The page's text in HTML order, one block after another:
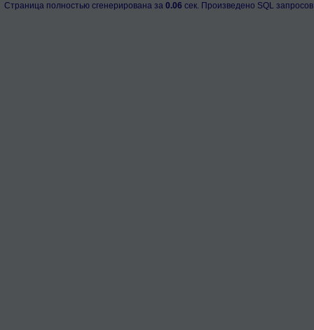
Страница полностью сгенерирована за 0.06 сек. Произведено SQL